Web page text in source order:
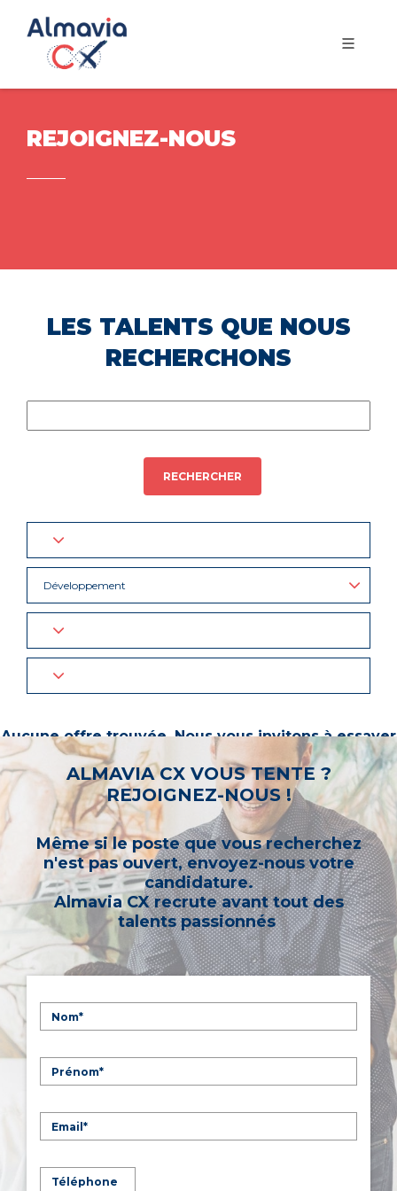
REJOIGNEZ-NOUS
LES TALENTS QUE NOUS
RECHERCHONS
RECHERCHER
Développement
Aucune offre trouvée. Nous vous invitons à essayer
d’autres mots-clés ou à sélectionner un « métier ».
ALMAVIA CX VOUS TENTE ?
REJOIGNEZ-NOUS !
Même si le poste que vous recherchez
n'est pas ouvert, envoyez-nous votre
candidature.
Almavia CX recrute avant tout des
talents passionnés